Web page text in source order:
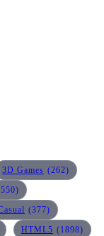
3D Games (262)
(377)
HTML5 (1898)